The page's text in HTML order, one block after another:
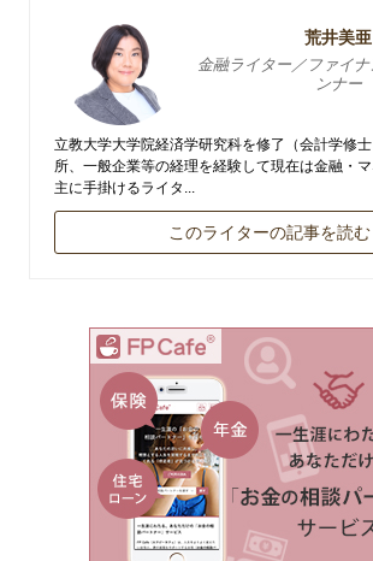
荒井美亜
金融ライター／ファイ
ンナー
立教大学大学院経済学研究科を修了（会計学修
所、一般企業等の経理を経験して現在は金融・
主に手掛けるライタ...
このライターの記事を読む